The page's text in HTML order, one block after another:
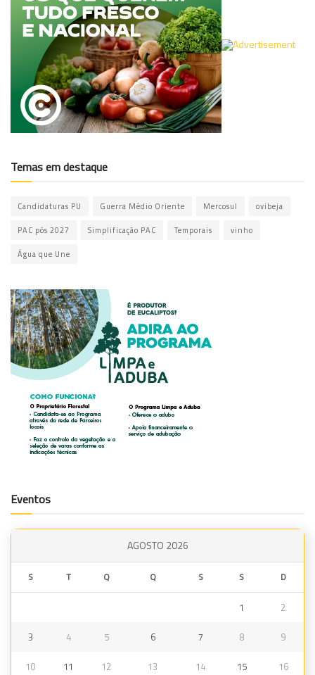
Temas em destaque
Candidaturas PU Guerra Médio Oriente Mercosul ovibeja
PAC pós 2027 Simplificação PAC Temporais vinho
Água que Une
Eventos
AGOSTO 2026
S T Q Q S S D
1 2
3 4 5 6 7 8 9
10 11 12 13 14 15 16